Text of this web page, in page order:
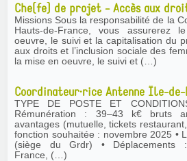
Che(fe) de projet - Accès aux
Missions Sous la responsabilité de la Coordinatrice de l’Antenne
Hauts-de-France, vous assurerez
oeuvre, le suivi et la capitalisation du
aux droits et l’inclusion sociale des femmes
la mise en oeuvre, le suivi et (…)
Coordinateur·rice Antenne Île-de-
TYPE DE POSTE ET CONDITIONS • Contrat :
Rémunération : 39–43 k€ bruts
avantages (mutuelle, tickets
fonction souhaitée : novembre 2025 •
(siège du Grdr) • Déplacements
France, (…)